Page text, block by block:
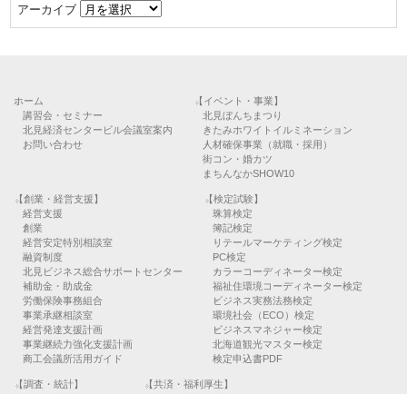
アーカイブ
ホーム
講習会・セミナー
北見経済センタービル会議室案内
お問い合わせ
【イベント・事業】
北見ぼんちまつり
きたみホワイトイルミネーション
人材確保事業（就職・採用）
街コン・婚カツ
まちんなかSHOW10
【創業・経営支援】
経営支援
創業
経営安定特別相談室
融資制度
北見ビジネス総合サポートセンター
補助金・助成金
労働保険事務組合
事業承継相談室
経営発達支援計画
事業継続力強化支援計画
商工会議所活用ガイド
【検定試験】
珠算検定
簿記検定
リテールマーケティング検定
PC検定
カラーコーディネーター検定
福祉住環境コーディネーター検定
ビジネス実務法務検定
環境社会（ECO）検定
ビジネスマネジャー検定
北海道観光マスター検定
検定申込書PDF
【調査・統計】
【共済・福利厚生】